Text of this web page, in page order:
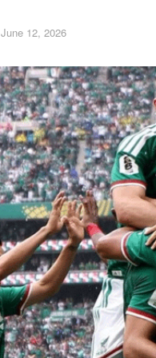
June 12, 2026